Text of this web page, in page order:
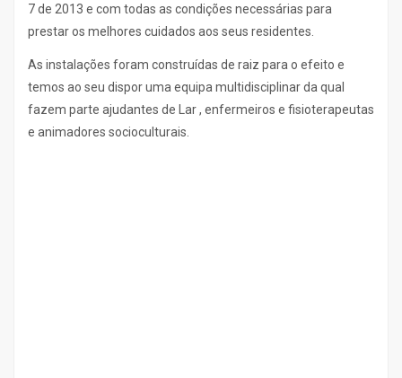
7 de 2013 e com todas as condições necessárias para
prestar os melhores cuidados aos seus residentes.
As instalações foram construídas de raiz para o efeito e
temos ao seu dispor uma equipa multidisciplinar da qual
fazem parte ajudantes de Lar , enfermeiros e fisioterapeutas
e animadores socioculturais.